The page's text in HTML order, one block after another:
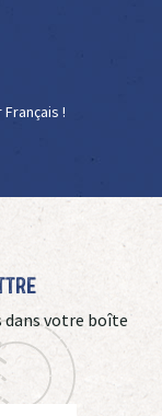
!
dans votre boîte